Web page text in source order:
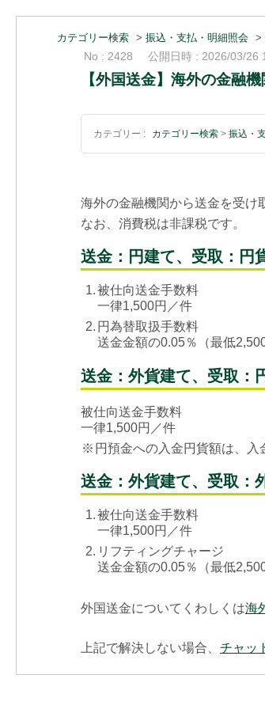
カテゴリー検索 > 振込・支払・明細照会 >
No : 2428 公開日時 : 2026/03/26
【外国送金】海外の金融
カテゴリー : カテゴリー検索 > 振込・
海外の金融機関から送金を受け
なお、消費税は非課税です。
送金：円建て、受取：円
1.被仕向送金手数料
一律1,500円／件
2. 円為替取扱手数料
送金金額の0.05％（最低2,500
送金：外貨建て、受取：
被仕向送金手数料
一律1,500円／件
※ 円預金への入金円貨額は、入
送金：外貨建て、受取：
1.被仕向送金手数料
一律1,500円／件
2. リフティングチャージ
送金金額の0.05％（最低
外国送金についてくわしくは海
上記で解決しない場合、 チャッ